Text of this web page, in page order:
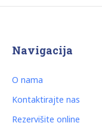
Navigacija
O nama
Kontaktirajte nas
Rezervišite online